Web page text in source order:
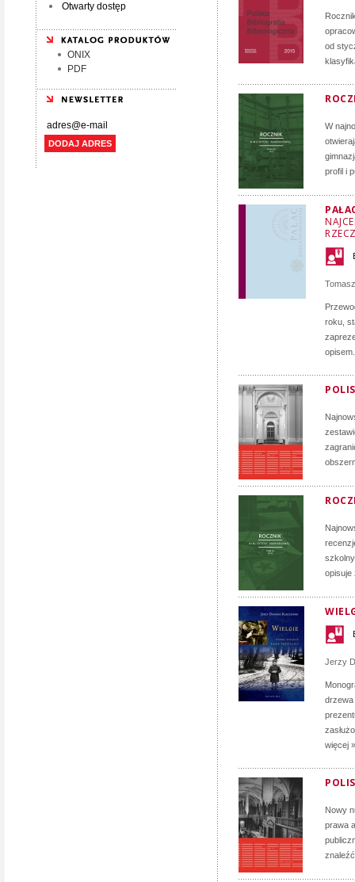
Otwarty dostęp
ONIX
PDF
DODAJ ADRES
od
W
profil i
roku,
opisuje
Jerzy
drzewa
więcej »
Nowy
prawa